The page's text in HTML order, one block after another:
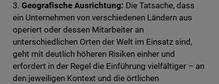
3. Geografische Ausrichtung: Die Tatsache, dass
ein Unternehmen von verschiedenen Ländern aus
operiert oder dessen Mitarbeiter an
unterschiedlichen Orten der Welt im Einsatz sind,
geht mit deutlich höheren Risiken einher und
erfordert in der Regel die Einführung vielfältiger – an
den jeweiligen Kontext und die örtlichen